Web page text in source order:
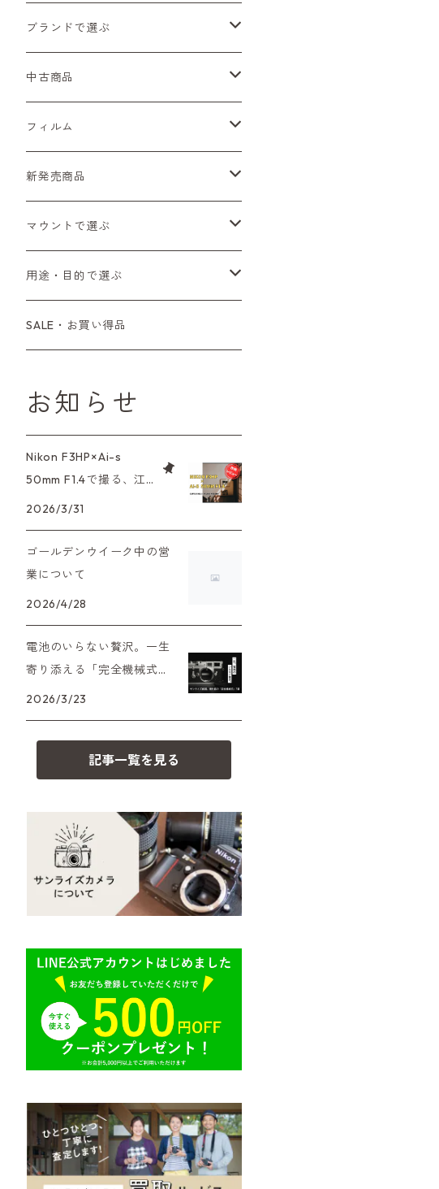
ブランドで選ぶ
Nikon（ニコン）
Sシリーズ
Fシリーズ（一桁＋F100）
Canon（キヤノン）
レンジファインダー（7、P）
PENTAX（ペンタックス）
SL、SP
K2、KX、KM
M42単焦点レンズ
CONTAX（コンタックス）
G1、G2
Tシリーズ
MINOLTA（ミノルタ）
コンパクト
α7、α9、X700
OLYMPUS（オリンパス）
PENシリーズ
XAシリーズ
35DC、35SP
PEN F、FT
OM-1
HEXAR
Leica（ライカ）
Mシリーズ
minilux
ド）
35シリーズ
RICOH（リコー）
Voigtlander（フォクトレンダー）
BESSA
YASHICA（ヤシカ）
Mamiya（マミヤ）
M645,二眼レフ
Plaubel（プラウベル）
SONY（ソニー）
SIGMA（シグマ）
TAMRON（タムロン）
中古商品
フィルムカメラ
一眼レフカメラ（マニュアルフォーカス）
一眼レフカメラ（オートフォーカス）
ス）
デジタルカメラ
デジタルカメラ
一眼カメラ
ミラーレスカメラ
マニュアルレンズ
一眼レンズ
レンジファインダーレンズ
大判レンズ
レンズその他
オートフォーカスレンズ
一眼レンズ
マウントアダプター
フィルム
レンズ付きフィルム
35mm（135）カラーネガ
35mm（135）白黒ネガ
35mm（135）カラーリバーサル
新発売商品
フィルムカメラ
レンズ付きフィルム
アクセサリー・付属品
マウントで選ぶ
M42
L39
FD（キヤノン）
OM（オリンパス）
A（ミノルタ（ソニー））
MD（ミノルタ）
K（ペンタックス）
CY（ヤシカコンタックス）
M（ライカ）
R（ライカ）
E（ソニー）
AR（コニカ）
O（その他）
用途・目的で選ぶ
初心者の方へもおすすめ！
SALE・お買い得品
お知らせ
Nikon F3HP×Ai-s
50mm F1.4で撮る、江
戸東京たてもの園。ノ
2026/3/31
ゴールデンウイーク中の営
業について
2026/4/28
電池のいらない贅沢。一生
寄り添える「完全機械式」
フィルムカメラの名機7選
2026/3/23
記事一覧を見る